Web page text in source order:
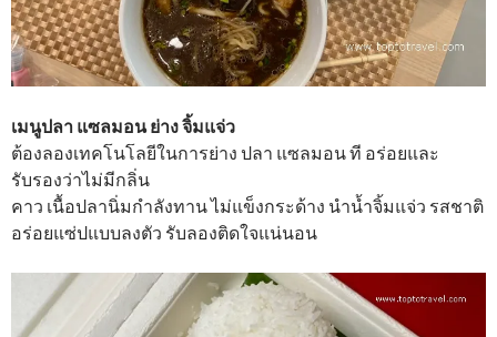
เมนูปลา แซลมอน ย่าง จิ้มแจ่ว
ต้องลองเทคโนโลยีในการย่าง ปลา แซลมอน ที อร่อยและ
รับรองว่าไม่มีกลิ่น
คาว เนื้อปลานิ่มกำลังทาน ไม่แข็งกระด้าง นำน้ำจิ้มแจ่ว รสชาติ
อร่อยแซ่ปแบบลงตัว รับลองติดใจแน่นอน